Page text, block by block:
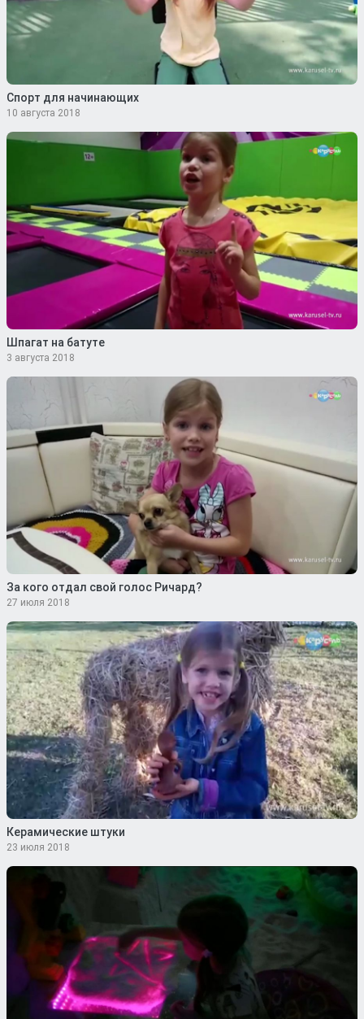
Спорт для начинающих
10 августа 2018
Шпагат на батуте
3 августа 2018
За кого отдал свой голос Ричард?
27 июля 2018
Керамические штуки
23 июля 2018